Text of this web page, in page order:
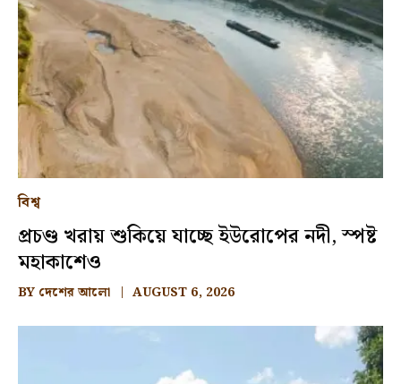
বিশ্ব
প্রচণ্ড খরায় শুকিয়ে যাচ্ছে ইউরোপের নদী, স্পষ্ট
মহাকাশেও
BY দেশের আলো AUGUST 6, 2026